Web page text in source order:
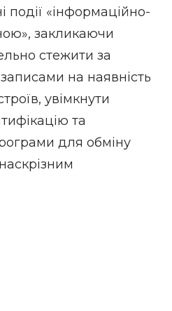
події «інформаційно-
закликаючи
стежити за
на наявність
увімкнути
та
для обміну